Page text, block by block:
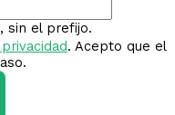
sin el prefijo.
. Acepto que el